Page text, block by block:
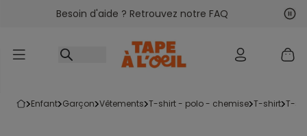
Accéder au contenu
Besoin d'aide ? Retrouvez notre FAQ
enfant garçon vêtements t-shirt - polo - chemise t-shirt t-